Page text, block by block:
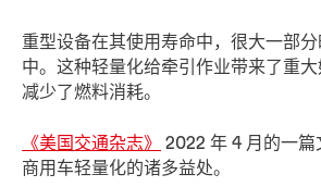
重型设备在其使用寿命中，很大一部
中。这种轻量化给牵引作业带来了重
减少了燃料消耗。
《美国交通杂志》
2022 年 4 月的一篇
商用车轻量化的诸多益处。